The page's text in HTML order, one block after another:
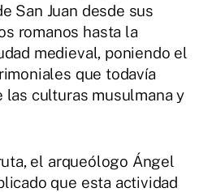
San Juan desde sus
romanos hasta la
medieval, poniendo el
que todavía
las culturas musulmana y
el arqueólogo Ángel
que esta actividad